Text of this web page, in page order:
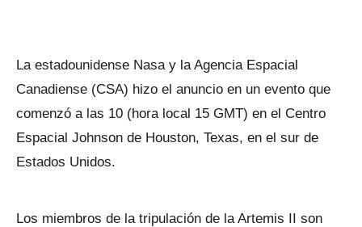
La estadounidense Nasa y la Agencia Espacial
Canadiense (CSA) hizo el anuncio en un evento que
comenzó a las 10 (hora local 15 GMT) en el Centro
Espacial Johnson de Houston, Texas, en el sur de
Estados Unidos.
Los miembros de la tripulación de la Artemis II son